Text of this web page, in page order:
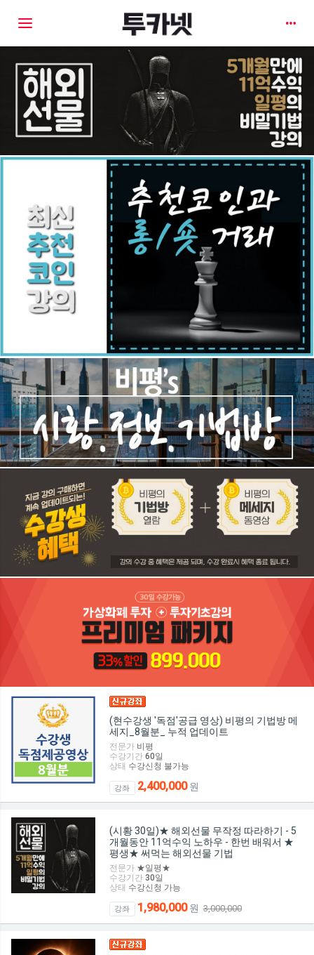
Toggle navigation
(현수강생 '독점'공급 영상) 비평의 기법방 메
세지_8월분_ 누적 업데이트
전문가 비평
수강기간 60일
상태 수강신청 불가능
강좌 2,400,000원
(시황 30일)★ 해외선물 무작정 따라하기 - 5
개월동안 11억수익 노하우 - 한번 배워서 ★
평생★ 써먹는 해외선물 기법
전문가 ★일평★
수강기간 30일
상태 수강신청 가능
강좌 1,980,000원3,000,000